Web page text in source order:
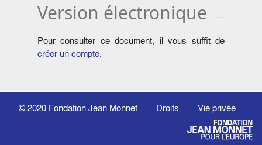
Version électronique
Pour consulter ce document, il vous suffit de
créer un compte.
© 2020 Fondation Jean Monnet Droits Vie privée